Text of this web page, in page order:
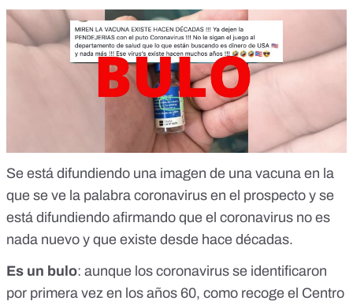
Se está difundiendo una imagen de una vacuna en la
que se ve la palabra coronavirus en el prospecto y se
está difundiendo afirmando que el coronavirus no es
nada nuevo y que existe desde hace décadas.
Es un bulo: aunque los coronavirus se identificaron
por primera vez en los años 60, como recoge el Centro